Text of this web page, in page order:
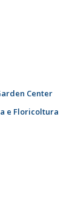
Center
e Floricoltura